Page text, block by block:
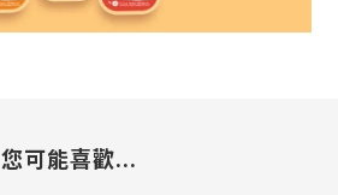
您可能喜歡...